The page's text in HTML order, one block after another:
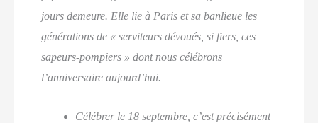
jours demeure. Elle lie à Paris et sa ban­lieue les
géné­ra­tions de « ser­vi­teurs dévoués, si fiers, ces
sapeurs-pom­piers » dont nous célé­brons
l’anniversaire aujourd’hui.
Célé­brer le 18 sep­tembre, c’est pré­ci­sé­ment